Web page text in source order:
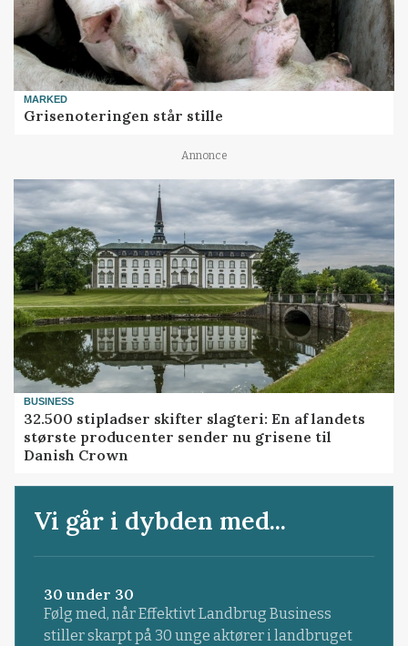
MARKED
Grisenoteringen står stille
Annonce
BUSINESS
32.500 stipladser skifter slagteri: En af landets
største producenter sender nu grisene til
Danish Crown
Vi går i dybden med...
30 under 30
Følg med, når Effektivt Landbrug Business
stiller skarpt på 30 unge aktører i landbruget